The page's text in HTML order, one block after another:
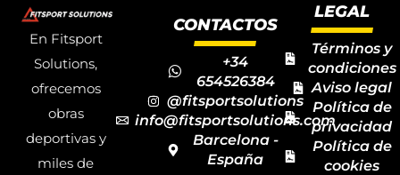
En Fitsport
Solutions,
ofrecemos
obras
deportivas y
miles de
CONTACTOS
+34
654526384
@fitsportsolutions
info@fitsportsolutions.com
Barcelona -
España
LEGAL
Términos y
condiciones
Aviso legal
Política de
privacidad
Política de
cookies